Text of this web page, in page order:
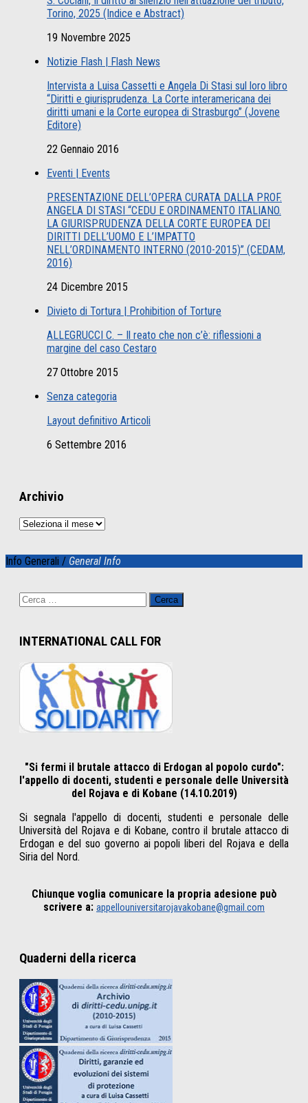
Torino, 2025 (Indice e Abstract)
19 Novembre 2025
Notizie Flash | Flash News
Intervista a Luisa Cassetti e Angela Di Stasi sul loro libro
“Diritti e giurisprudenza. La Corte interamericana dei
diritti umani e la Corte europea di Strasburgo” (Jovene
Editore)
22 Gennaio 2016
Eventi | Events
PRESENTAZIONE DELL’OPERA CURATA DALLA PROF.
ANGELA DI STASI “CEDU E ORDINAMENTO ITALIANO.
LA GIURISPRUDENZA DELLA CORTE EUROPEA DEI
DIRITTI DELL’UOMO E L’IMPATTO
NELL’ORDINAMENTO INTERNO (2010-2015)” (CEDAM,
2016)
24 Dicembre 2015
Divieto di Tortura | Prohibition of Torture
ALLEGRUCCI C. – Il reato che non c’è: riflessioni a
margine del caso Cestaro
27 Ottobre 2015
Senza categoria
Layout definitivo Articoli
6 Settembre 2016
Archivio
Archivio
Info Generali / General Info
Ricerca
INTERNATIONAL CALL FOR
"Si fermi il brutale attacco di Erdogan al popolo curdo":
l'appello di docenti, studenti e personale delle Università
del Rojava e di Kobane (14.10.2019)
Si segnala l'appello di docenti, studenti e personale delle
Università del Rojava e di Kobane, contro il brutale attacco di
Erdogan e del suo governo ai popoli liberi del Rojava e della
Siria del Nord.
Chiunque voglia comunicare la propria adesione può
scrivere a: appellouniversitarojavakobane@gmail.com
Quaderni della ricerca